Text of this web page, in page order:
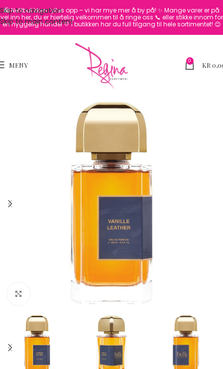
Skip to navigation
Skip to main content
🛍️ Nettbutikken fylles opp – vi har mye mer å by på! ✨ Mange varer er på
vei inn her, du er hjertelig velkommen til å ringe oss 📞 eller stikke innom for
en hyggelig handel 💛I butikken har du full tilgang til hele sortimentet! 😊
MENY 0 KR